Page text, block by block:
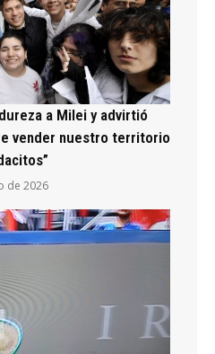
a Milei y advirtió
vender nuestro territorio
de 2026